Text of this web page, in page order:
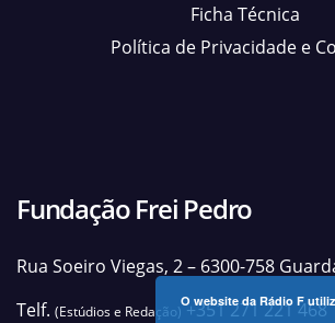
Ficha Técnica
Política de Privacidade e
Fundação Frei Pedro
Rua Soeiro Viegas, 2 – 6300-758
Telf. (Estúdios e Redação)+351 271 221 468
O website da Rádio F